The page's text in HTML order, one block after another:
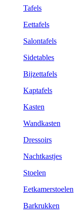
Tafels
Eettafels
Salontafels
Sidetables
Bijzettafels
Kaptafels
Kasten
Wandkasten
Dressoirs
Nachtkastjes
Stoelen
Eetkamerstoelen
Barkrukken